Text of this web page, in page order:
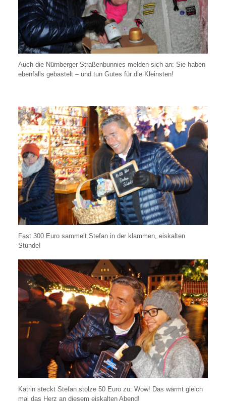
Auch die Nürnberger Straßenbunnies melden sich an: Sie haben
ebenfalls gebastelt – und tun Gutes für die Kleinsten!
Fast 300 Euro sammelt Stefan in der klammen, eiskalten
Stunde!
Katrin steckt Stefan stolze 50 Euro zu: Wow! Das wärmt gleich
mal das Herz an diesem eiskalten Abend!